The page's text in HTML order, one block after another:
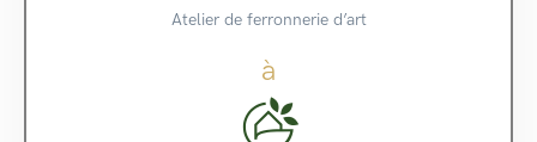
Atelier de ferronnerie d’art
à